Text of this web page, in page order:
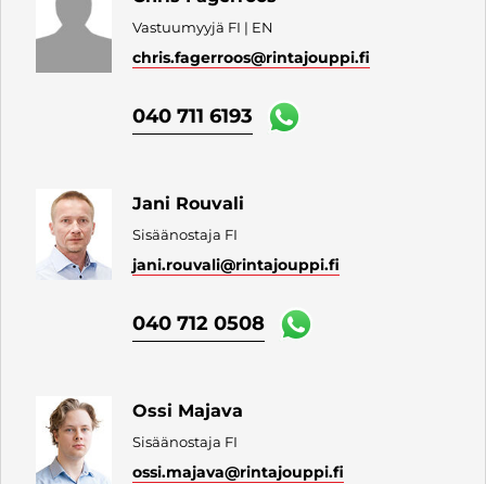
Vastuumyyjä FI | EN
chris.fagerroos@rintajouppi.fi
040 711 6193
Jani Rouvali
Sisäänostaja FI
jani.rouvali@rintajouppi.fi
040 712 0508
Ossi Majava
Sisäänostaja FI
ossi.majava@rintajouppi.fi